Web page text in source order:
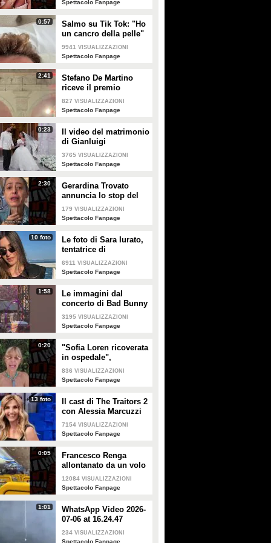
Spettacolo Fanpage
0:57
Salmo su Tik Tok: "Ho
un cancro della pelle"
e apre al dibattito sulle
creme solari
9941 VISUALIZZAZIONI
Spettacolo Fanpage
2:41
Stefano De Martino
riceve il premio
intitolato al padre
Enrico
827 VISUALIZZAZIONI
Spettacolo Fanpage
0:23
Il video del matrimonio
di Gianluigi
Donnarumma e Alessia
Elefante
3765 VISUALIZZAZIONI
Spettacolo Fanpage
2:30
Gerardina Trovato
annuncia lo stop del
tour per problemi di
salute
179 VISUALIZZAZIONI
Spettacolo Fanpage
10 foto
Le foto di Sara Iurato,
tentatrice di
Temptation Island 2026
6911 VISUALIZZAZIONI
Spettacolo Fanpage
1:58
Le immagini dal
concerto di Bad Bunny
a Milano
3195 VISUALIZZAZIONI
Spettacolo Fanpage
0:20
"Sofia Loren ricoverata
in ospedale",
Alessandra Mussolini
smentisce: "È serena e
836 VISUALIZZAZIONI
Spettacolo Fanpage
13 foto
Il cast di The Traitors 2
con Alessia Marcuzzi
7154 VISUALIZZAZIONI
Spettacolo Fanpage
0:05
Francesco Renga
allontanato da un volo
Ryanair dopo una
discussione con gli
12084 VISUALIZZAZIONI
Spettacolo Fanpage
1:01
WhatsApp Video 2026-
07-06 at 16.24.47
234 VISUALIZZAZIONI
Spettacolo Fanpage